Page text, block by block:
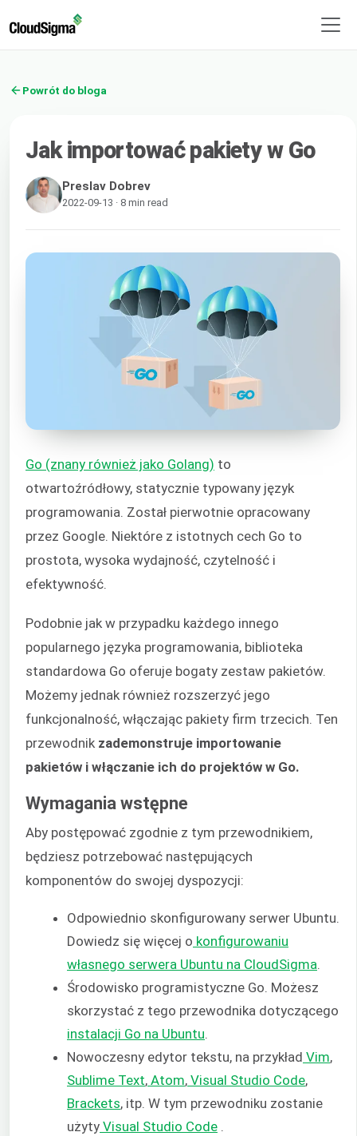
Powrót do bloga
Jak importować pakiety w Go
Preslav Dobrev
2022-09-13 · 8 min read
Go (znany również jako Golang) to
otwartoźródłowy, statycznie typowany język
programowania. Został pierwotnie opracowany
przez Google. Niektóre z istotnych cech Go to
prostota, wysoka wydajność, czytelność i
efektywność.
Podobnie jak w przypadku każdego innego
popularnego języka programowania, biblioteka
standardowa Go oferuje bogaty zestaw pakietów.
Możemy jednak również rozszerzyć jego
funkcjonalność, włączając pakiety firm trzecich. Ten
przewodnik zademonstruje importowanie
pakietów i włączanie ich do projektów w Go.
Wymagania wstępne
Aby postępować zgodnie z tym przewodnikiem,
będziesz potrzebować następujących
komponentów do swojej dyspozycji:
Odpowiednio skonfigurowany serwer Ubuntu.
Dowiedz się więcej o konfigurowaniu
własnego serwera Ubuntu na CloudSigma.
Środowisko programistyczne Go. Możesz
skorzystać z tego przewodnika dotyczącego
instalacji Go na Ubuntu.
Nowoczesny edytor tekstu, na przykład Vim,
Sublime Text, Atom, Visual Studio Code,
Brackets, itp. W tym przewodniku zostanie
użyty Visual Studio Code .